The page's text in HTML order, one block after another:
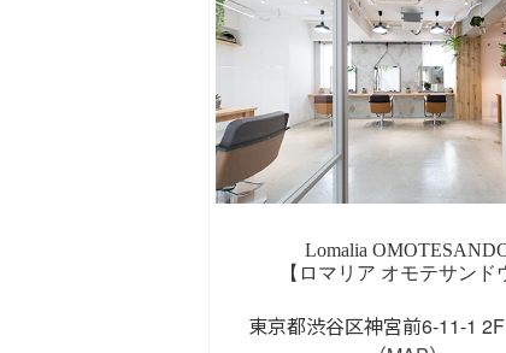
Lomalia
【ロマリア オモテサンド
東京都渋谷区神宮前6-11-1